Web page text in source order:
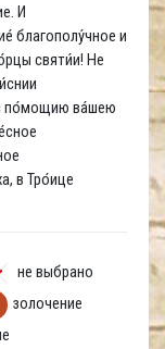
И
благополу́чное и
святи́и! Не
по́мощию ва́шею
в Тро́ице
не выбрано
золочение